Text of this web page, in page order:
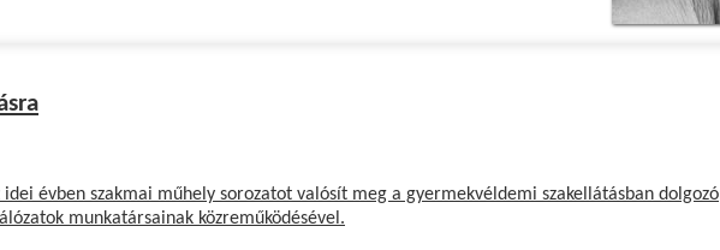
idei évben szakmai műhely sorozatot valósít meg a gyermekvéldemi szakellátásban dolgozó
munkatársainak közreműködésével.